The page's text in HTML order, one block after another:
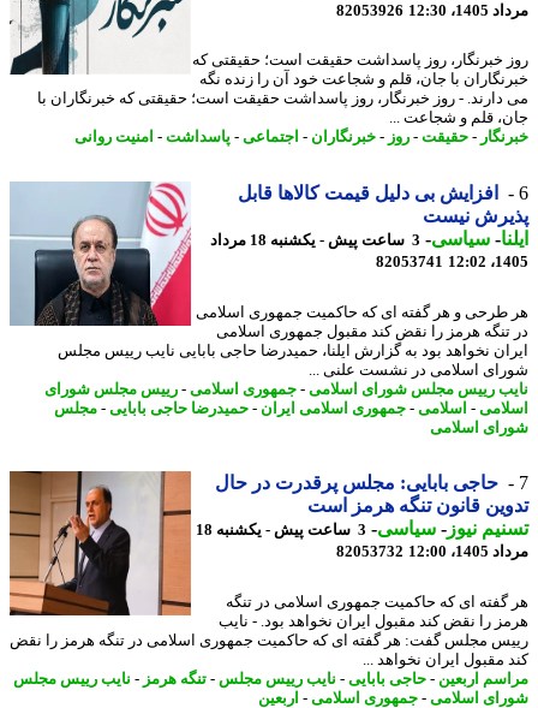
12:30
82053926
خبرنگار، روز پاسداشت حقیقت است؛ حقیقتی که
با جان، قلم و شجاعت خود آن را زنده نگه
- روز خبرنگار، روز پاسداشت حقیقت است؛ حقیقتی که خبرنگاران با
قلم و شجاعت ...
-حقیقت-روز- خبرنگاران- اجتماعی-پاسداشت -امنیت روانی
افزایش بی دلیل قیمت کالاها قابل
نیست
-سیاسی-
3 ساعت پیش - یکشنبه 18 مرداد
82053741
و هر گفته ای که حاکمیت جمهوری اسلامی
هرمز را نقض کند مقبول جمهوری اسلامی
نخواهد بود به گزارش ایلنا، حمیدرضا حاجی بابایی نایب رییس مجلس
اسلامی در نشست علنی ...
رییس مجلس شورای اسلامی-جمهوری اسلامی-رییس مجلس شورای
-اسلامی-جمهوری اسلامی ایران - حمیدرضا حاجی بابایی-مجلس
اسلامی
حاجی بابایی: مجلس پرقدرت در حال
قانون تنگه هرمز است
نیوز-سیاسی-
3 ساعت پیش - یکشنبه 18
12:00
82053732
ای که حاکمیت جمهوری اسلامی در تنگه
را نقض کند مقبول ایران نخواهد بود. - نایب
مجلس گفت: هر گفته ای که حاکمیت جمهوری اسلامی در تنگه هرمز را نقض
مقبول ایران نخواهد ...
اربعین -حاجی بابایی-نایب رییس مجلس-تنگه هرمز- نایب رییس مجلس
اسلامی-جمهوری اسلامی-اربعین